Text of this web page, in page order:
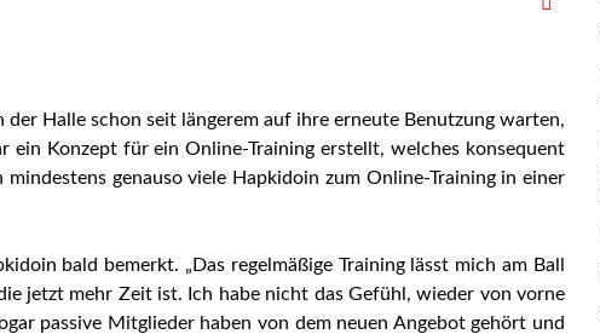
Halle schon seit längerem auf ihre erneute Benutzung warten,
Konzept für ein Online-Training erstellt, welches konsequent
genauso viele Hapkidoin zum Online-Training in einer
bald bemerkt. „Das regelmäßige Training lässt mich am Ball
jetzt mehr Zeit ist. Ich habe nicht das Gefühl, wieder von vorne
passive Mitglieder haben von dem neuen Angebot gehört und